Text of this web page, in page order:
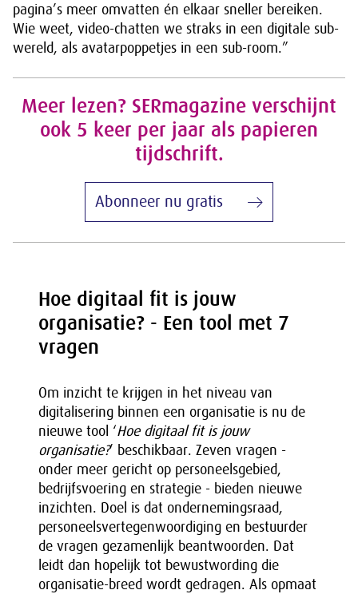
pagina’s meer omvatten én elkaar sneller bereiken.
Wie weet, video-chatten we straks in een digitale sub-
wereld, als avatarpoppetjes in een sub-room.”
Meer lezen? SERmagazine verschijnt
ook 5 keer per jaar als papieren
tijdschrift.
Abonneer nu gratis
Hoe digitaal fit is jouw
organisatie? - Een tool met 7
vragen
Om inzicht te krijgen in het niveau van
digitalisering binnen een organisatie is nu de
nieuwe tool ‘Hoe digitaal fit is jouw
organisatie?’ beschikbaar. Zeven vragen -
onder meer gericht op personeelsgebied,
bedrijfsvoering en strategie - bieden nieuwe
inzichten. Doel is dat ondernemingsraad,
personeelsvertegenwoordiging en bestuurder
de vragen gezamenlijk beantwoorden. Dat
leidt dan hopelijk tot bewustwording die
organisatie-breed wordt gedragen. Als opmaat